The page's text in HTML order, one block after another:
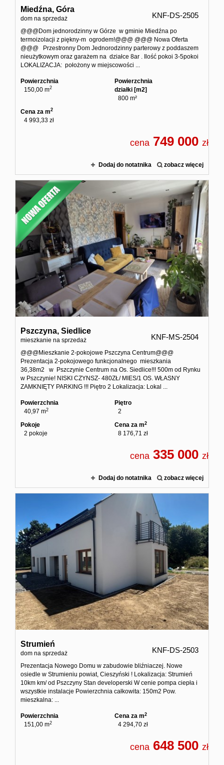
Miedźna, Góra
dom na sprzedaż KNF-DS-2505
@@@Dom jednorodzinny w Górze w gminie Miedźna po
termoizolacji z piękny-m ogrodem!@@@ @@@ Nowa Oferta
@@@ Przestronny Dom Jednorodzinny parterowy z poddaszem
nieużytkowym oraz garażem na działce 8ar . Ilość pokoi 3-5pokoi
LOKALIZACJA: położony w miejscowości ...
Powierzchnia
150,00 m2
Powierzchnia
działki [m2]
800 m²
Cena za m2
4 993,33 zł
cena 749 000 zł
Dodaj do notatnika zobacz więcej
Pszczyna, Siedlice
mieszkanie na sprzedaż KNF-MS-2504
@@@Mieszkanie 2-pokojowe Pszczyna Centrum@@@
Prezentacja 2-pokojowego funkcjonalnego mieszkania
36,38m2 w Pszczynie Centrum na Os. Siedlice!!! 500m od Rynku
w Pszczynie! NISKI CZYNSZ- 480ZŁ/ MIES/1 OS. WŁASNY
ZAMKNIĘTY PARKING !!! Piętro 2 Lokalizacja: Lokal ...
Powierzchnia
40,97 m2
Piętro
2
Pokoje
2 pokoje
Cena za m2
8 176,71 zł
cena 335 000 zł
Dodaj do notatnika zobacz więcej
Strumień
dom na sprzedaż KNF-DS-2503
Prezentacja Nowego Domu w zabudowie bliźniaczej. Nowe
osiedle w Strumieniu powiat, Cieszyński ! Lokalizacja: Strumień
10km km/ od Pszczyny Stan developerski W cenie pompa ciepła i
wszystkie instalacje Powierzchnia całkowita: 150m2 Pow.
mieszkalna: ...
Powierzchnia
151,00 m2
Cena za m2
4 294,70 zł
cena 648 500 zł